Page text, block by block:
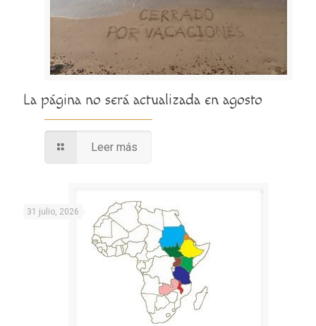
La página no será actualizada en agosto
Leer más
31 julio, 2026